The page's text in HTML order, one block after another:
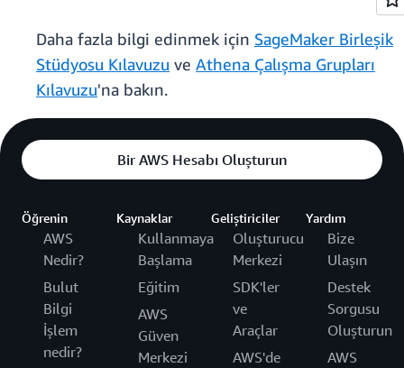
Daha fazla bilgi edinmek için SageMaker Birleşik
Stüdyosu Kılavuzu ve Athena Çalışma Grupları
Kılavuzu'na bakın.
Bir AWS Hesabı Oluşturun
Öğrenin
AWS
Nedir?
Bulut
Bilgi
İşlem
nedir?
Kaynaklar
Kullanmaya
Başlama
Eğitim
AWS
Güven
Merkezi
Geliştiriciler
Oluşturucu
Merkezi
SDK'ler
ve
Araçlar
AWS'de
Yardım
Bize
Ulaşın
Destek
Sorgusu
Oluşturun
AWS